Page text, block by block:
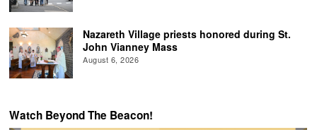
Nazareth Village priests honored during St.
John Vianney Mass
August 6, 2026
Watch Beyond The Beacon!